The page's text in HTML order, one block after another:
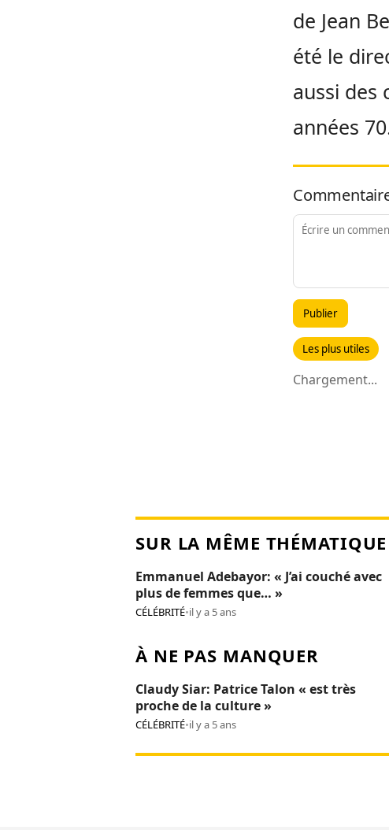
de Jean
été le
aussi des
années
Publier
Les plus utiles
Chargement...
SUR LA MÊME THÉMATIQUE
Emmanuel Adebayor: « J’ai couché avec
plus de femmes que… »
CÉLÉBRITÉ•il y a 5 ans
À NE PAS MANQUER
Claudy Siar: Patrice Talon « est très
proche de la culture »
CÉLÉBRITÉ•il y a 5 ans